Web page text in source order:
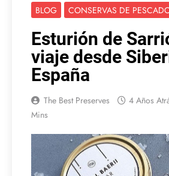
BLOG CONSERVAS DE
Esturión de
viaje desde
España
The Best Preserves 4 Años
Mins